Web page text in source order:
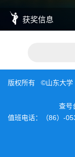
获奖信息
版权所有 ©山东大
查号
值班电话：（86）-